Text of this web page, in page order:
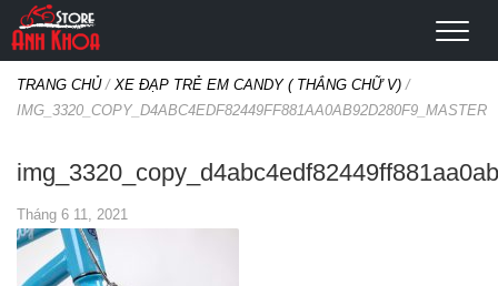
TRANG CHỦ/ XE ĐẠP TRẺ EM CANDY ( THẮNG CHỮ V) /
IMG_3320_COPY_D4ABC4EDF82449FF881AA0AB92D280F9_MASTER
Tháng 6 11, 2021